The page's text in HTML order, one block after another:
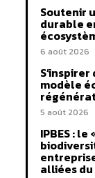
Soutenir
durable
6 août 2026
modèle
5 août 2026
IPBES : le
alliées